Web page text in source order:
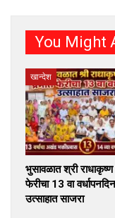
You Might
खान्देश
भुसावळात श्री
फेरीचा 13 वा वर्धापनदिन
उत्साहात साजरा